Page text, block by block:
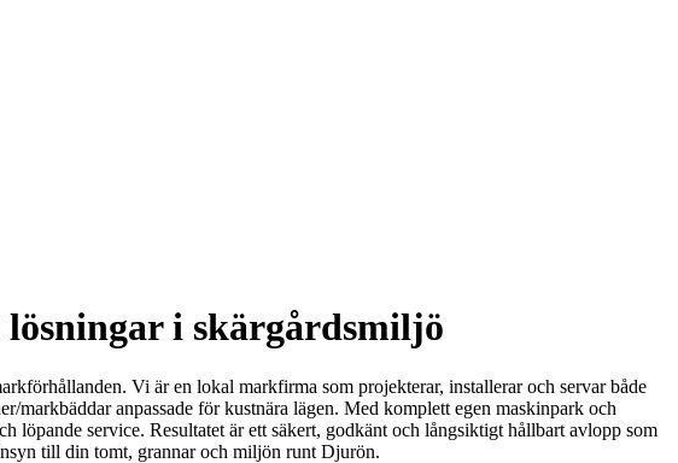
i skärgårdsmiljö
Vi är en lokal markfirma som projekterar, installerar och servar både
anpassade för kustnära lägen. Med komplett egen maskinpark och
service. Resultatet är ett säkert, godkänt och långsiktigt hållbart avlopp som
till din tomt, grannar och miljön runt Djurön.